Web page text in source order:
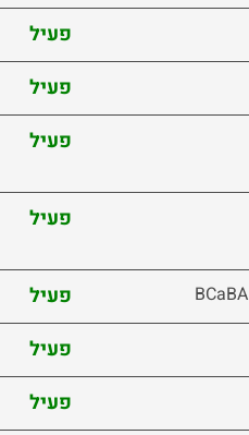
פעיל
פעיל
פעיל
פעיל
BCaBA פעיל
פעיל
פעיל